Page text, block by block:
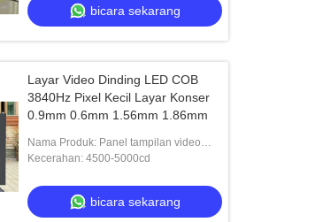
bicara sekarang
Layar Video Dinding LED COB
3840Hz Pixel Kecil Layar Konser
0.9mm 0.6mm 1.56mm 1.86mm
Nama Produk: Panel tampilan video
LED
Kecerahan: 4500-5000cd
bicara sekarang